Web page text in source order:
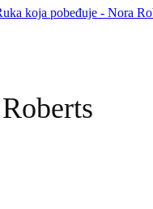
koja pobeđuje - Nora